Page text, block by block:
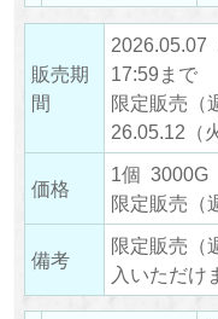
販売期
間
2026.05.07
17:59まで
限定販売（
26.05.12（
価格
1個 3000G
限定販売（
備考
限定販売（
入いただけ